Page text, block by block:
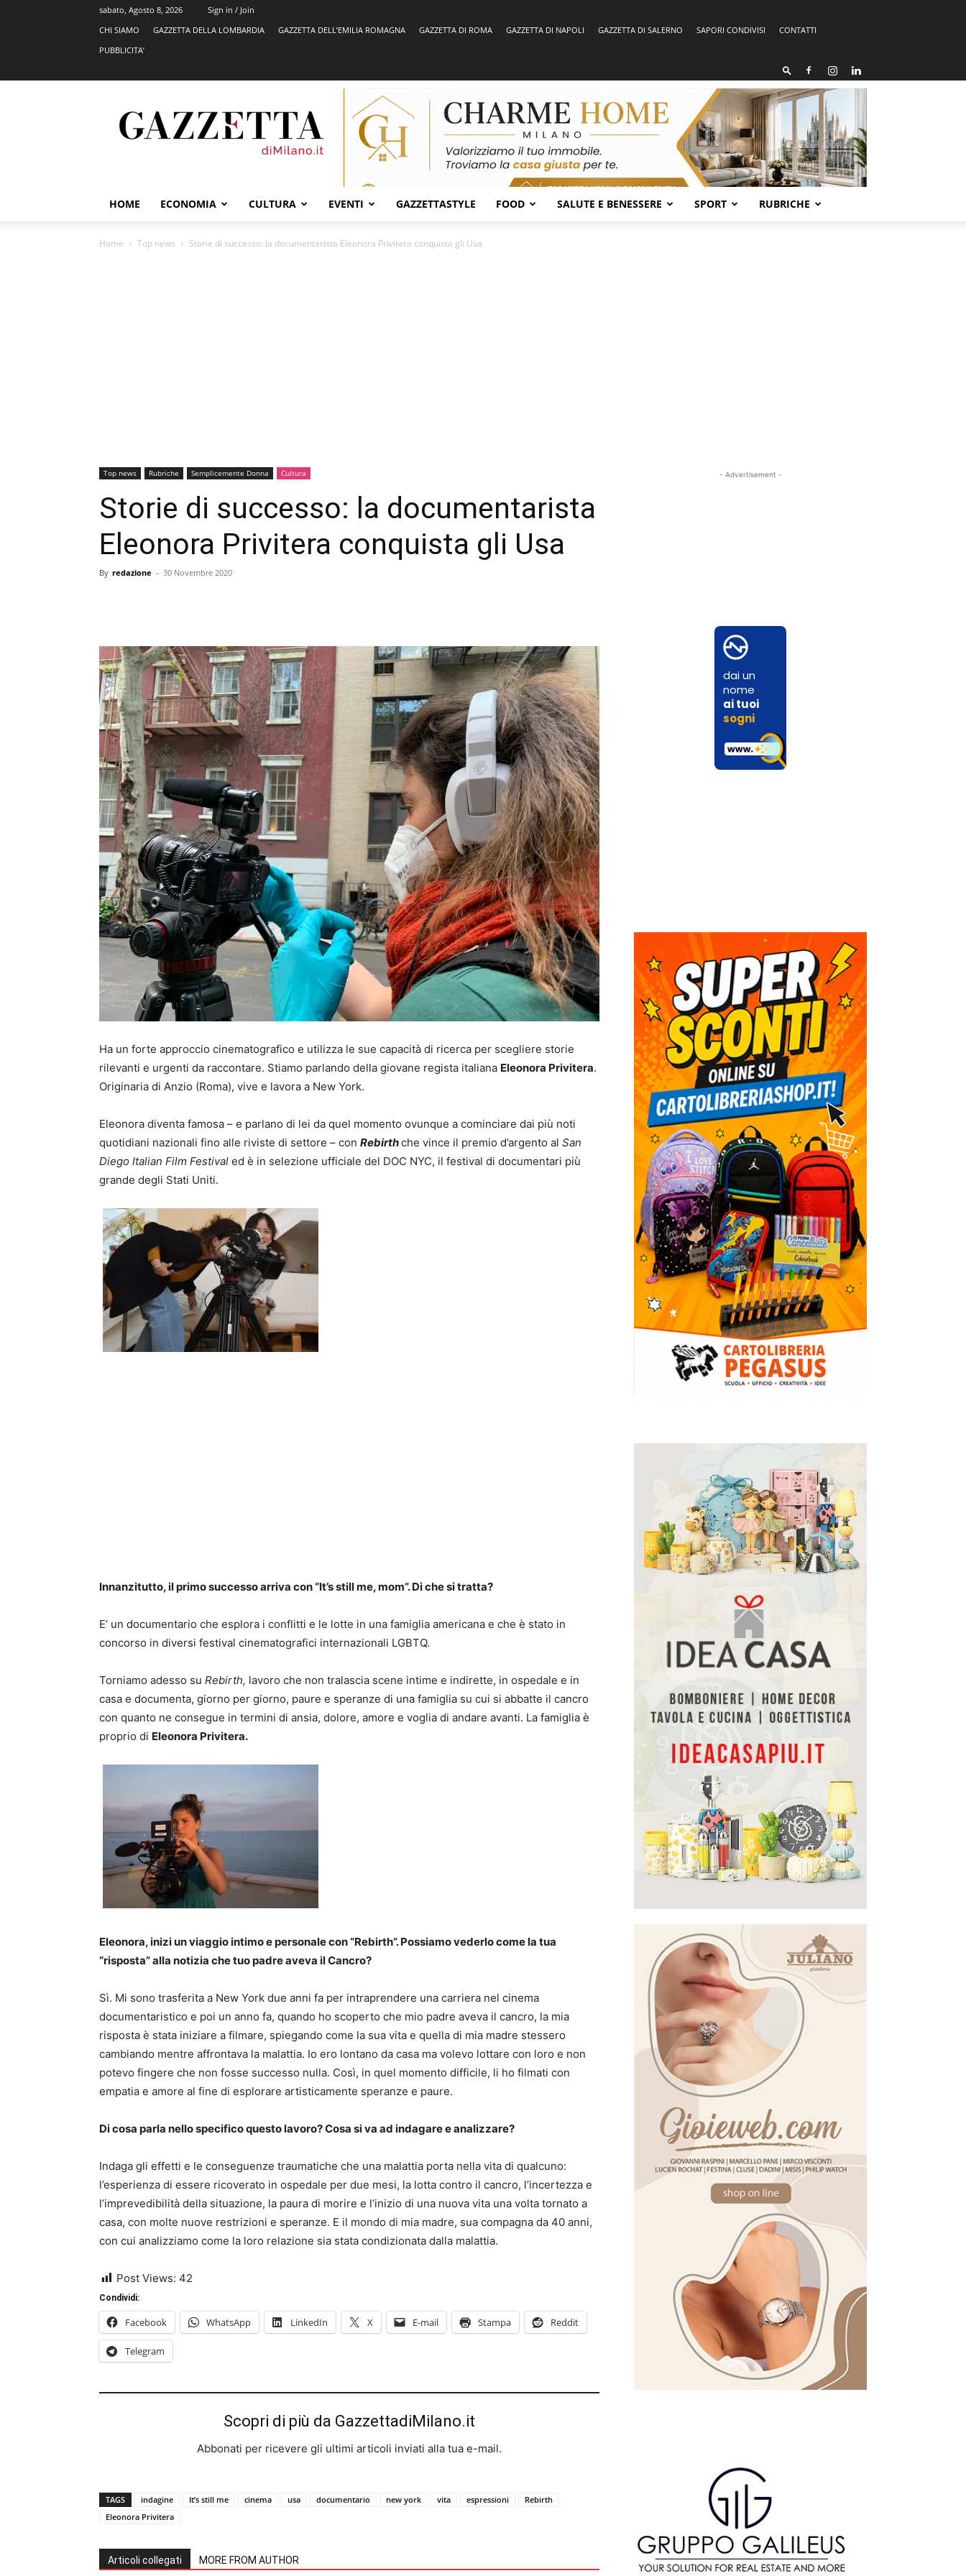
sabato, Agosto 8, 2026
Sign in / Join
CHI SIAMO
GAZZETTA DELLA LOMBARDIA GAZZETTA DELL’EMILIA ROMAGNA GAZZETTA DI ROMA GAZZETTA DI NAPOLI GAZZETTA DI SALERNO SAPORI CONDIVISI
CONTATTI
PUBBLICITA’
HOME ECONOMIA CULTURA EVENTI GAZZETTASTYLE FOOD SALUTE E BENESSERE SPORT RUBRICHE
Home Top news Storie di successo: la documentarista Eleonora Privitera conquista gli Usa
Top news Rubriche Semplicemente Donna Cultura
Storie di successo: la documentarista
Eleonora Privitera conquista gli Usa
By redazione - 30 Novembre 2020
Ha un forte approccio cinematografico e utilizza le sue capacità di ricerca per scegliere storie
rilevanti e urgenti da raccontare. Stiamo parlando della giovane regista italiana Eleonora Privitera.
Originaria di Anzio (Roma), vive e lavora a New York.
Eleonora diventa famosa – e parlano di lei da quel momento ovunque a cominciare dai più noti
quotidiani nazionali fino alle riviste di settore – con Rebirthche vince il premio d’argento al San
Diego Italian Film Festival ed è in selezione ufficiale del DOC NYC, il festival di documentari più
grande degli Stati Uniti.
Innanzitutto, il primo successo arriva con “It’s still me, mom”. Di che si tratta?
E’ un documentario che esplora i conflitti e le lotte in una famiglia americana e che è stato in
concorso in diversi festival cinematografici internazionali LGBTQ.
Torniamo adesso su Rebirth, lavoro che non tralascia scene intime e indirette, in ospedale e in
casa e documenta, giorno per giorno, paure e speranze di una famiglia su cui si abbatte il cancro
con quanto ne consegue in termini di ansia, dolore, amore e voglia di andare avanti. La famiglia è
proprio di Eleonora Privitera.
Eleonora, inizi un viaggio intimo e personale con “Rebirth”. Possiamo vederlo come la tua
“risposta” alla notizia che tuo padre aveva il Cancro?
Sì. Mi sono trasferita a New York due anni fa per intraprendere una carriera nel cinema
documentaristico e poi un anno fa, quando ho scoperto che mio padre aveva il cancro, la mia
risposta è stata iniziare a filmare, spiegando come la sua vita e quella di mia madre stessero
cambiando mentre affrontava la malattia. Io ero lontano da casa ma volevo lottare con loro e non
potevo fingere che non fosse successo nulla. Così, in quel momento difficile, li ho filmati con
empatia e amore al fine di esplorare artisticamente speranze e paure.
Di cosa parla nello specifico questo lavoro? Cosa si va ad indagare e analizzare?
Indaga gli effetti e le conseguenze traumatiche che una malattia porta nella vita di qualcuno:
l’esperienza di essere ricoverato in ospedale per due mesi, la lotta contro il cancro, l’incertezza e
l’imprevedibilità della situazione, la paura di morire e l’inizio di una nuova vita una volta tornato a
casa, con molte nuove restrizioni e speranze. E il mondo di mia madre, sua compagna da 40 anni,
con cui analizziamo come la loro relazione sia stata condizionata dalla malattia.
Post Views: 42
Condividi:
Facebook WhatsApp LinkedIn X E-mail Stampa Reddit
Telegram
Scopri di più da GazzettadiMilano.it
Abbonati per ricevere gli ultimi articoli inviati alla tua e-mail.
TAGS indagine It’s still me cinema usa documentario new york vita espressioni
Rebirth
Eleonora Privitera
Articoli collegati MORE FROM AUTHOR
- Advertisement -